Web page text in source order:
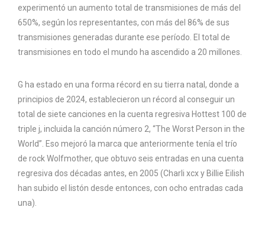
experimentó un aumento total de transmisiones de más del
650%, según los representantes, con más del 86% de sus
transmisiones generadas durante ese período. El total de
transmisiones en todo el mundo ha ascendido a 20 millones.
G ha estado en una forma récord en su tierra natal, donde a
principios de 2024, establecieron un récord al conseguir un
total de siete canciones en la cuenta regresiva Hottest 100 de
triple j, incluida la canción número 2, “The Worst Person in the
World”. Eso mejoró la marca que anteriormente tenía el trío
de rock Wolfmother, que obtuvo seis entradas en una cuenta
regresiva dos décadas antes, en 2005 (Charli xcx y Billie Eilish
han subido el listón desde entonces, con ocho entradas cada
una).